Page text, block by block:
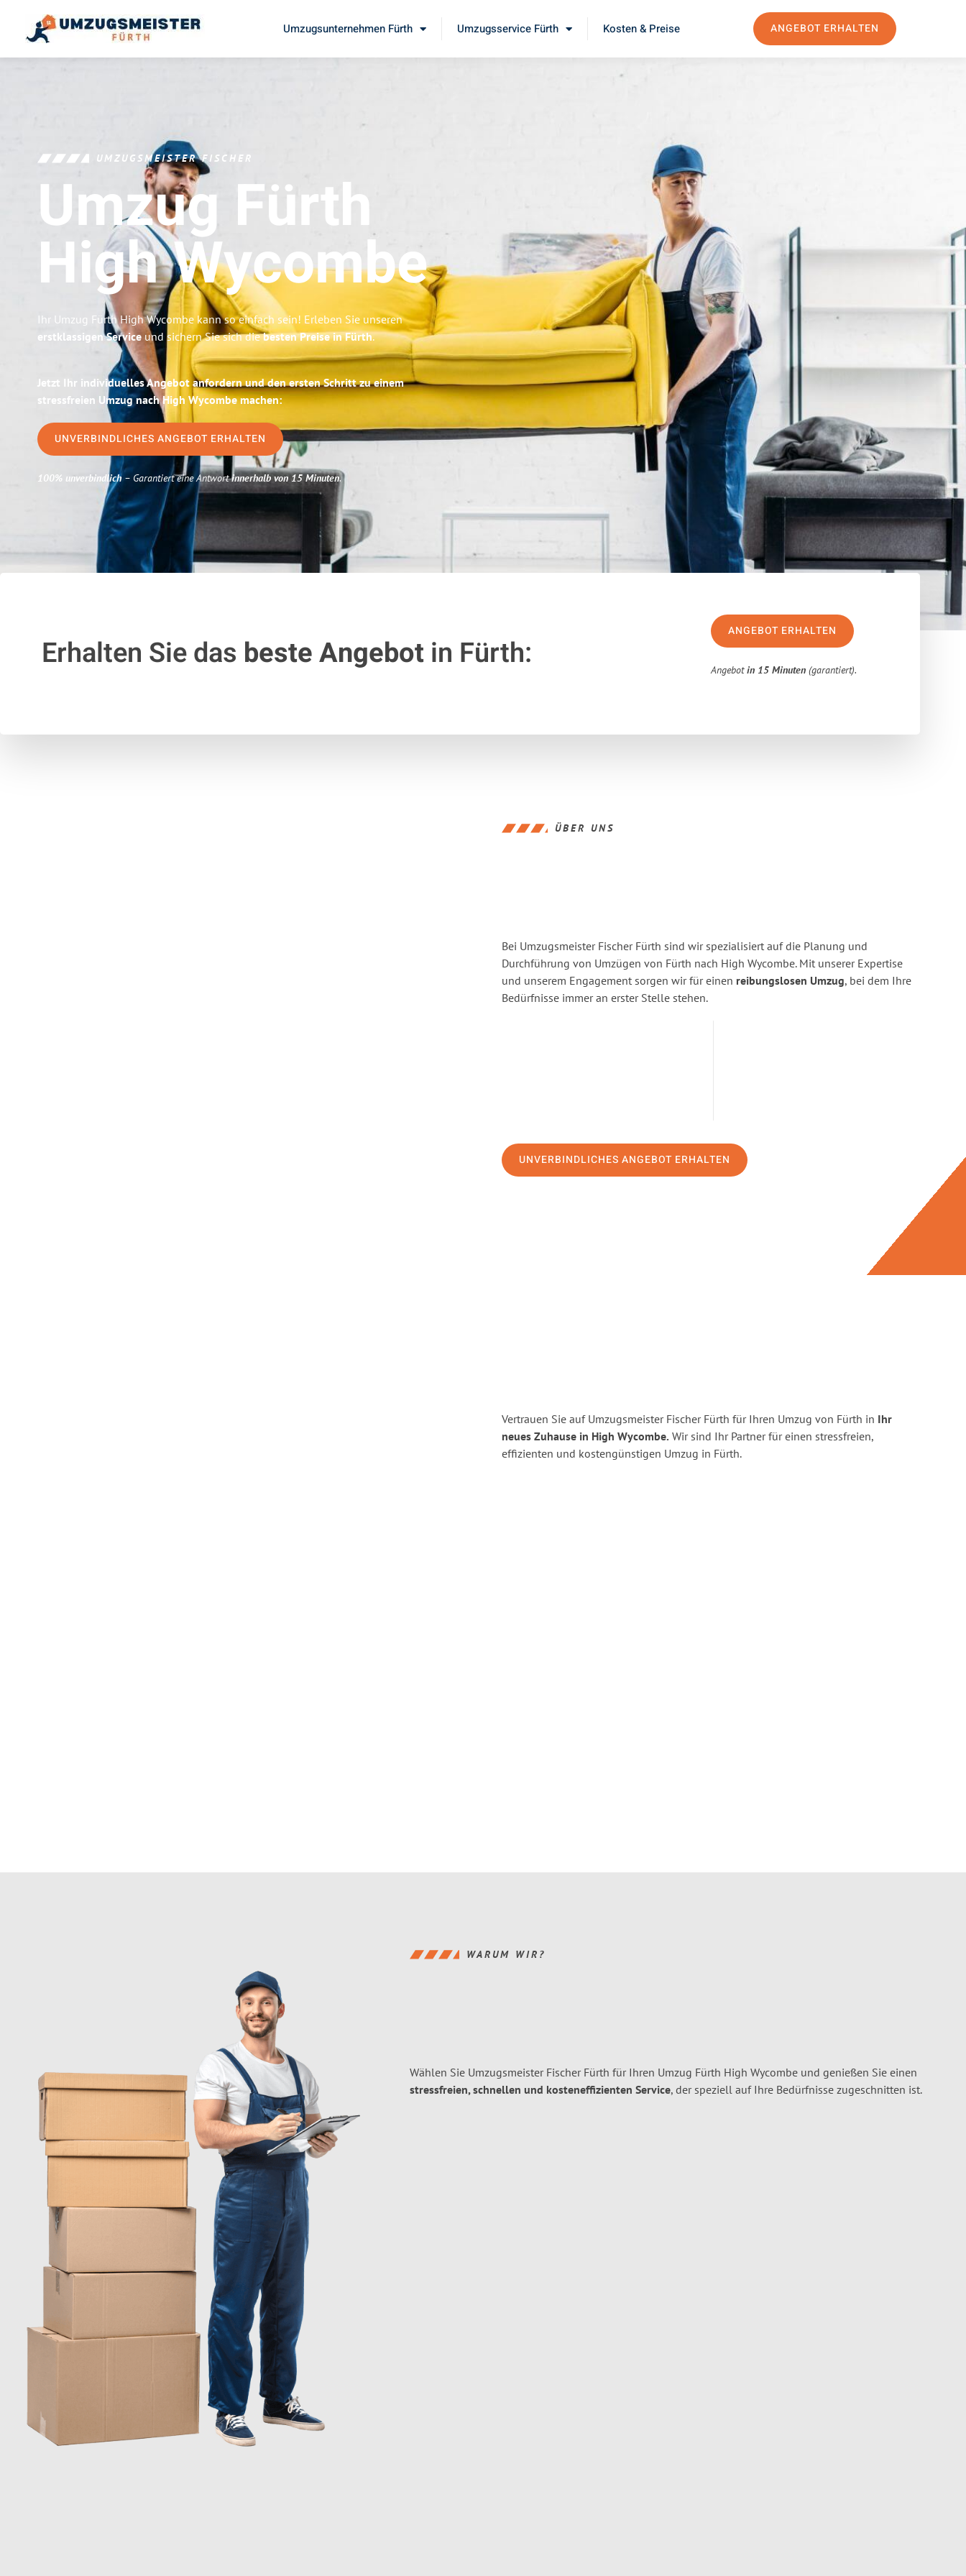
Umzugsunternehmen Fürth Umzugsservice Fürth Kosten & Preise ANGEBOT ERHALTEN
UMZUGSMEISTER FISCHER
Umzug Fürth
High Wycombe
Ihr Umzug Fürth High Wycombe kann so einfach sein! Erleben Sie unseren
erstklassigen Service und sichern Sie sich diebesten Preise in Fürth.
Jetzt Ihr individuelles Angebot anfordern und den ersten Schritt zu einem
stressfreien Umzug nach High Wycombe machen:
UNVERBINDLICHES ANGEBOT ERHALTEN
100% unverbindlich– Garantiert eine Antwortinnerhalb von 15 Minuten.
Erhalten Sie das beste Angebotin Fürth:
ANGEBOT ERHALTEN
Angebotin 15 Minuten (garantiert).
ÜBER UNS
Bei Umzugsmeister Fischer Fürth sind wir spezialisiert auf die Planung und
Durchführung von Umzügen von Fürth nach High Wycombe. Mit unserer Expertise
und unserem Engagement sorgen wir für einen reibungslosen Umzug, bei dem Ihre
Bedürfnisse immer an erster Stelle stehen.
UNVERBINDLICHES ANGEBOT ERHALTEN
Vertrauen Sie auf Umzugsmeister Fischer Fürth für Ihren Umzug von Fürth in Ihr
neues Zuhause in High Wycombe. Wir sind Ihr Partner für einen stressfreien,
effizienten und kostengünstigen Umzug in Fürth.
WARUM WIR?
Wählen Sie Umzugsmeister Fischer Fürth für Ihren Umzug Fürth High Wycombe und genießen Sie einen
stressfreien, schnellen und kosteneffizienten Service, der speziell auf Ihre Bedürfnisse zugeschnitten ist.